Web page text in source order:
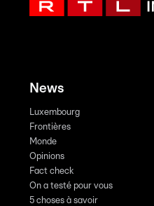
News
Luxembourg
Frontières
Monde
Opinions
Fact check
On a testé pour vous
5 choses à savoir